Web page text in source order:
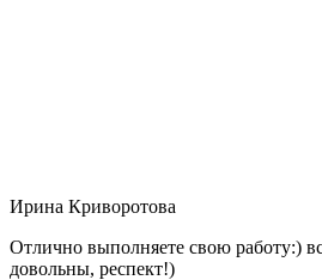
Ирина Криворотова
Отлично выполняете свою работу:)
довольны, респект!)